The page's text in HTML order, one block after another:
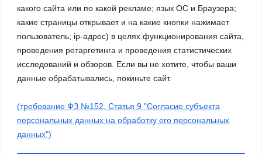
какого сайта или по какой рекламе; язык ОС и Браузера;
какие страницы открывает и на какие кнопки нажимает
пользователь; ip-адрес) в целях функционирования сайта,
проведения ретаргетинга и проведения статистических
исследований и обзоров. Если вы не хотите, чтобы ваши
данные обрабатывались, покиньте сайт.
(требование ФЗ №152. Статья 9 "Согласие субъекта
персональных данных на обработку его персональных
данных")
Сайт работает на WordPress|Тема: Newsup, авторThemeansar